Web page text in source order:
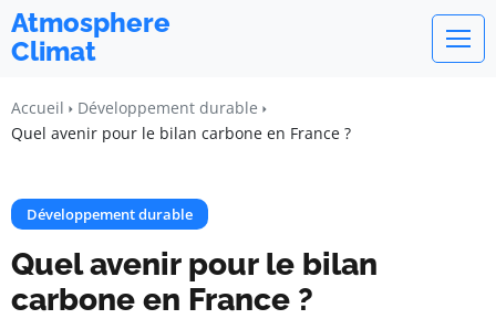
Atmosphere
Climat
Accueil
Développement durable
Quel avenir pour le bilan carbone en France ?
Développement durable
Quel avenir pour le bilan
carbone en France ?